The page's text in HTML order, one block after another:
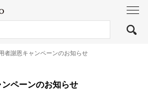
者謝恩キャンペーンのお知らせ
ペーンのお知らせ